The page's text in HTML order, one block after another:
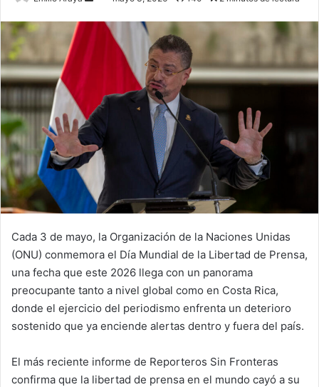
email
Cada 3 de mayo, la Organización de la Naciones Unidas
(ONU) conmemora el Día Mundial de la Libertad de Prensa,
una fecha que este 2026 llega con un panorama
preocupante tanto a nivel global como en Costa Rica,
donde el ejercicio del periodismo enfrenta un deterioro
sostenido que ya enciende alertas dentro y fuera del país.
El más reciente informe de Reporteros Sin Fronteras
confirma que la libertad de prensa en el mundo cayó a su